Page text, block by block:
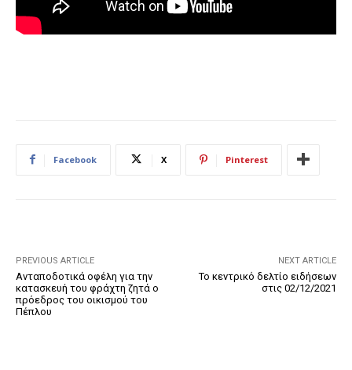
Facebook X Pinterest
PREVIOUS ARTICLE
Ανταποδοτικά οφέλη για την
κατασκευή του φράχτη ζητά ο
πρόεδρος του οικισμού του
Πέπλου
NEXT ARTICLE
Το κεντρικό δελτίο ειδήσεων
στις 02/12/2021